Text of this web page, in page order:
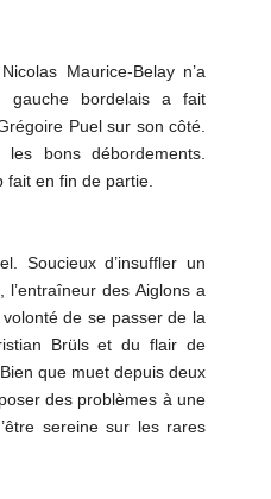
Maurice-Belay n’a
gauche bordelais a fait
Puel sur son côté.
bons débordements.
fait en fin de partie.
Soucieux d’insuffler un
des Aiglons a
de se passer de la
Brüls et du flair de
que muet depuis deux
des problèmes à une
sereine sur les rares